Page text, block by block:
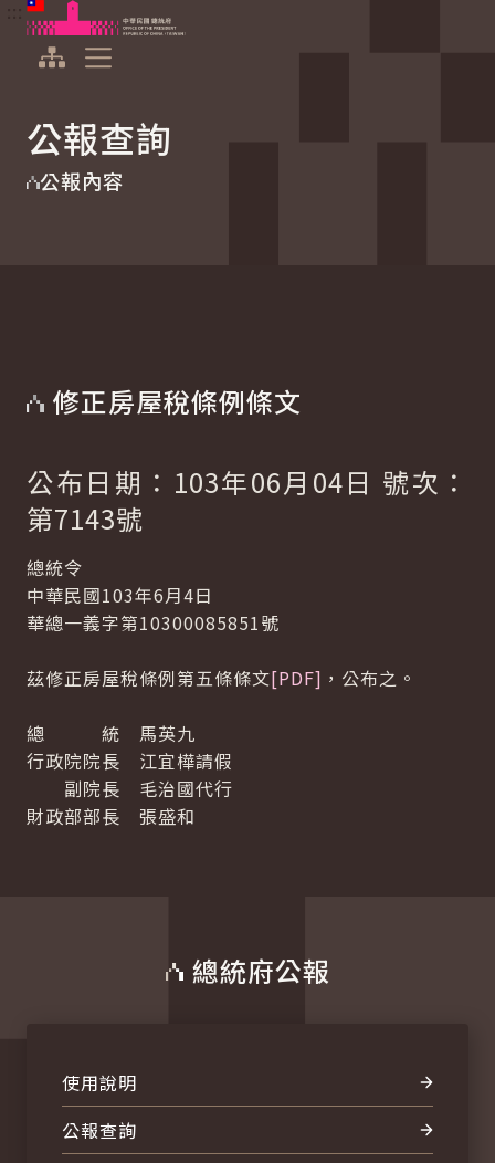
跳到主要內容
中華民國總統府
公報查詢
公報內容
修正房屋稅條例條文
公布日期：103年06月04日 號次：
第7143號
總統令
中華民國103年6月4日
華總一義字第10300085851號
茲修正房屋稅條例第五條條文[PDF] ，公布之。
總 統 馬英九
行政院院長 江宜樺請假
副院長 毛治國代行
財政部部長 張盛和
總統府公報
使用說明
公報查詢